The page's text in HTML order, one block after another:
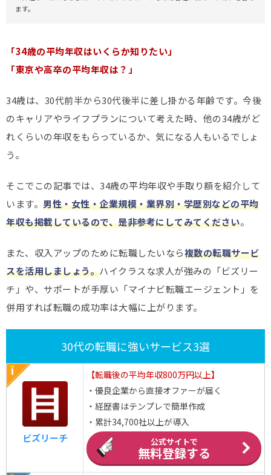
ます。
「34歳の平均年収はいくらか知りたい」
「東京や高卒の平均年収は？」
34歳は、30代前半から30代後半に差し掛かる年齢です。今後
のキャリアやライフプランについて考えた時、他の34歳がど
れくらいの年収をもらっているか、気になる人もいるでしょ
う。
そこでこの記事では、34歳の平均年収や手取り額を紹介して
います。 男性・女性・企業規模・業界別・学歴別などの平均
年収も掲載しているので、是非参考にしてみてください。
また、収入アップのために転職したいなら複数の転職サービ
スを活用しましょう。ハイクラスな求人が強みの「ビズリー
チ」や、サポートが手厚い「マイナビ転職エージェント」を
併用すれば転職の成功率は大幅に上がります。
30代の転職に強いサービス3選
ビズリーチ
【転職後の平均年収800万円以上】
・優良企業から直接オファーが届く
・経歴書はテンプレで簡単作成
・累計34,700社以上が導入
公式サイトで
無料登録する